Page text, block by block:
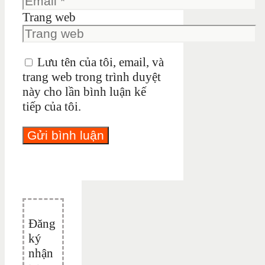
Trang web
Lưu tên của tôi, email, và
trang web trong trình duyệt
này cho lần bình luận kế
tiếp của tôi.
Đăng
ký
nhận